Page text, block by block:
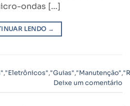
ondas […]
LENDO →
,"Eletrônicos","Guias","Manutenção",
Deixe um comentário